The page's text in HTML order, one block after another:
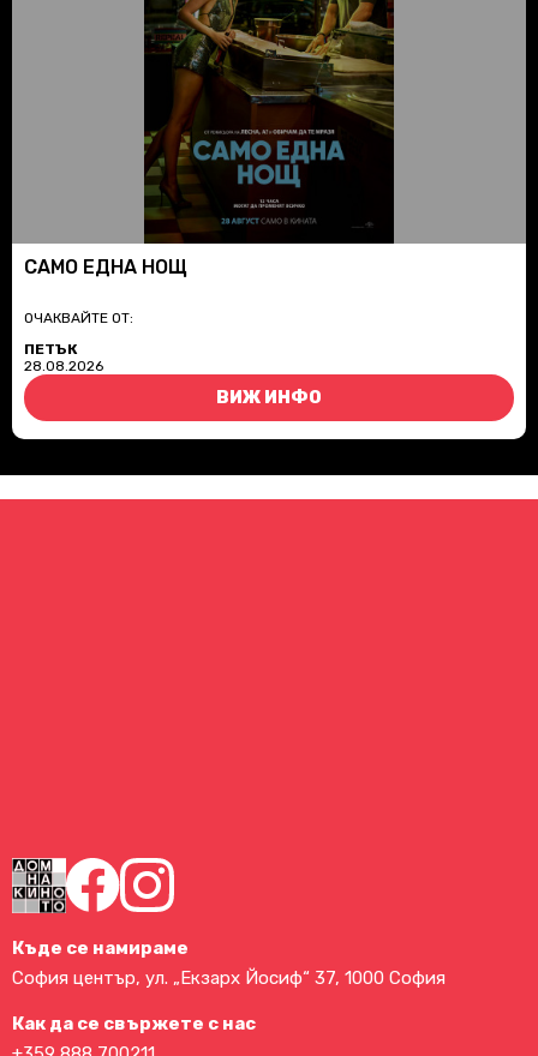
САМО ЕДНА НОЩ
ОЧАКВАЙТЕ ОТ:
ПЕТЪК
28.08.2026
ВИЖ ИНФО
Къде се намираме
София център, ул. „Екзарх Йосиф“ 37, 1000 София
Как да се свържете с нас